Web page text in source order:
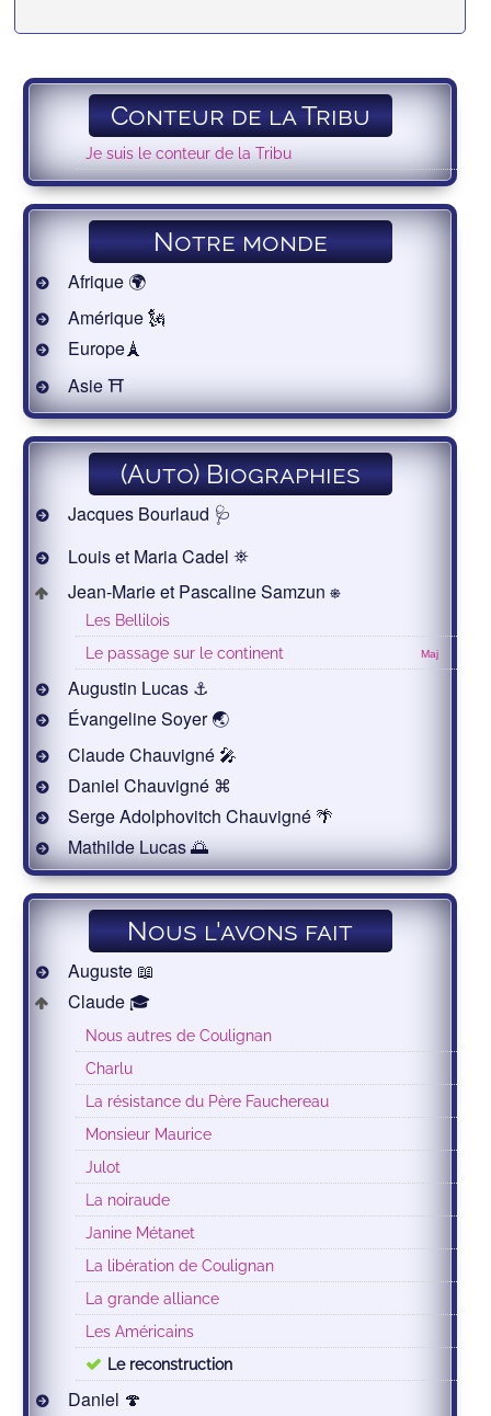
Conteur de la Tribu
Je suis le conteur de la Tribu
Notre monde
Afrique 🌍
Amérique 🗽
Europe🗼
Asie ⛩
(Auto) Biographies
Jacques Bourlaud 🩺
Louis et Maria Cadel ⛯
Jean-Marie et Pascaline Samzun ⎈
Les Bellilois
Maj
Le passage sur le continent
Augustin Lucas ⚓
Évangeline Soyer 🌏
Claude Chauvigné 🎤
Daniel Chauvigné ⌘
Serge Adolphovitch Chauvigné 🌴
Mathilde Lucas 🌅
Nous l'avons fait
Auguste 📖
Claude 🎓
Nous autres de Coulignan
Charlu
La résistance du Père Fauchereau
Monsieur Maurice
Julot
La noiraude
Janine Métanet
La libération de Coulignan
La grande alliance
Les Américains
Le reconstruction
Daniel 🍄